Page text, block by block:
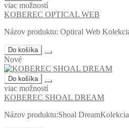
viac možností
KOBEREC OPTICAL WEB
Názov produktu: Optical Web
Do košíka
Nové
Do košíka
viac možností
KOBEREC SHOAL DREAM
Názov produktu:Shoal